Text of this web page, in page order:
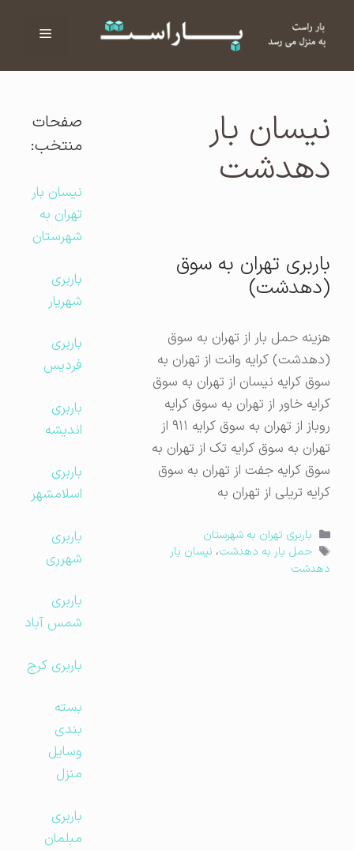
فهرست
نیسان بار
دهدشت
باربری تهران به سوق
(دهدشت)
هزینه حمل بار از تهران به سوق
(دهدشت) کرایه وانت از تهران به
سوق کرایه نیسان از تهران به سوق
کرایه خاور از تهران به سوق کرایه
روباز از تهران به سوق کرایه ۹۱۱ از
تهران به سوق کرایه تک از تهران به
سوق کرایه جفت از تهران به سوق
کرایه تریلی از تهران به
دسته‌ها
باربری تهران به شهرستان
برچسب‌ها
حمل بار به دهدشت،نیسان بار
دهدشت
صفحات
منتخب:
نیسان بار
تهران به
شهرستان
باربری
شهریار
باربری
فردیس
باربری
اندیشه
باربری
اسلامشهر
باربری
شهرری
باربری
شمس آباد
باربری کرج
بسته
بندی
وسایل
منزل
باربری
مبلمان